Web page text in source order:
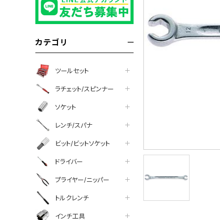
カテゴリ
ツールセット
ラチェット/スピンナー
ソケット
レンチ/スパナ
ビット/ビットソケット
ドライバー
プライヤー/ニッパー
トルクレンチ
インチ工具